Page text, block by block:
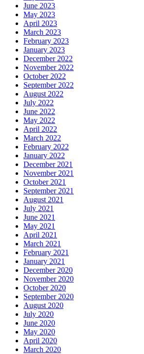
June 2023
May 2023
April 2023
March 2023
February 2023
January 2023
December 2022
November 2022
October 2022
September 2022
August 2022
July 2022
June 2022
May 2022
April 2022
March 2022
February 2022
January 2022
December 2021
November 2021
October 2021
September 2021
August 2021
July 2021
June 2021
May 2021
April 2021
March 2021
February 2021
January 2021
December 2020
November 2020
October 2020
September 2020
August 2020
July 2020
June 2020
May 2020
April 2020
March 2020